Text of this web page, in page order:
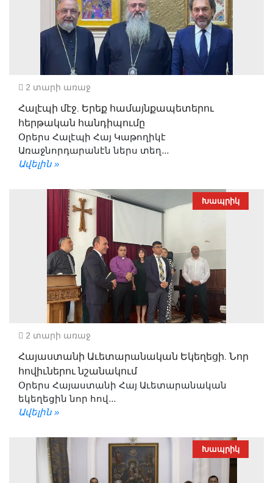
2 տարի առաջ
Հալէպի մէջ. Երեք համայնքապետերու
հերթական հանդիպումը
Օրերս Հալէպի Հայ Կաթողիկէ
Առաջնորդարանէն ներս տեղ...
Ավելին »
Խապրիկ
2 տարի առաջ
Հայաստանի Աւետարանական Եկեղեցի. Նոր
հովիւներու նշանակում
Օրերս Հայաստանի Հայ Աւետարանական
եկեղեցին նոր հով...
Ավելին »
Խապրիկ